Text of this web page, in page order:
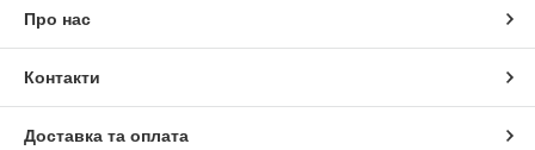
Про нас
Контакти
Доставка та оплата